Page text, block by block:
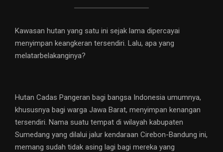
Kawasan hutan yang satu ini sejak lama dipercayai
menyimpan keangkeran tersendiri. Lalu, apa yang
melatarbelakanginya?
Hutan Cadas Pangeran bagi bangsa Indonesia umumnya,
khususnya bagi warga Jawa Barat, menyimpan kenangan
tersendiri. Nama suatu tempat di wilayah kabupaten
Sumedang yang dilalui jalur kendaraan Cirebon-Bandung ini,
memang sudah tidak asing lagi bagi mereka yang